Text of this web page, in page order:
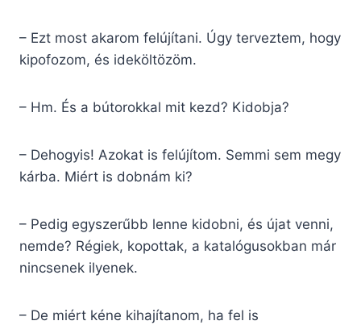
– Ezt most akarom felújítani. Úgy terveztem, hogy
kipofozom, és ideköltözöm.
– Hm. És a bútorokkal mit kezd? Kidobja?
– Dehogyis! Azokat is felújítom. Semmi sem megy
kárba. Miért is dobnám ki?
– Pedig egyszerűbb lenne kidobni, és újat venni,
nemde? Régiek, kopottak, a katalógusokban már
nincsenek ilyenek.
– De miért kéne kihajítanom, ha fel is